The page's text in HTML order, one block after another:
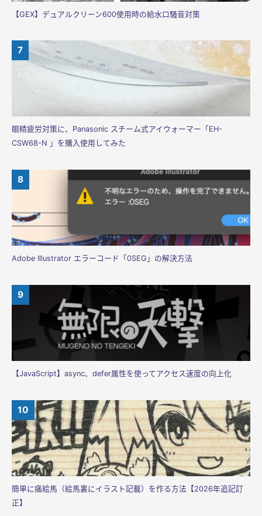
【GEX】デュアルクリーン600使用時の給水口騒音対策
眼精疲労対策に、Panasonic スチーム式アイウォーマー「EH-
CSW68-N 」を購入使用してみた
Adobe Illustrator エラーコード「0SEG」の解決方法
【JavaScript】async、defer属性を使ってアクセス速度の向上化
簡単に痛絵馬（絵馬裏にイラスト記載）を作る方法【2026年追記訂
正】